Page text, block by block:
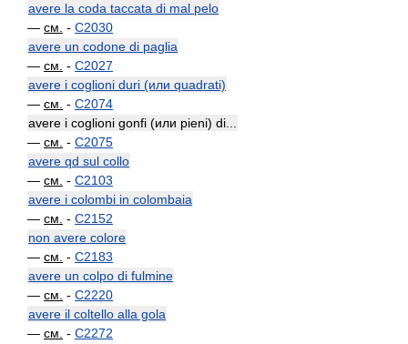
avere la coda taccata di mal pelo
— см. - C2030
avere un codone di paglia
— см. - C2027
avere i coglioni duri (или quadrati)
— см. - C2074
avere i coglioni gonfi (или pieni) di...
— см. - C2075
avere qd sul collo
— см. - C2103
avere i colombi in colombaia
— см. - C2152
non avere colore
— см. - C2183
avere un colpo di fulmine
— см. - C2220
avere il coltello alla gola
— см. - C2272